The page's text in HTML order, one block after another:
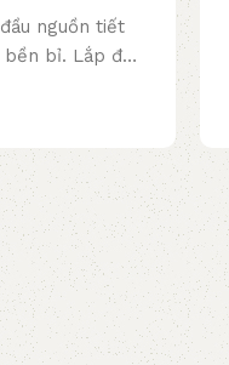
nguồn tiết
bỉ. Lắp đặt